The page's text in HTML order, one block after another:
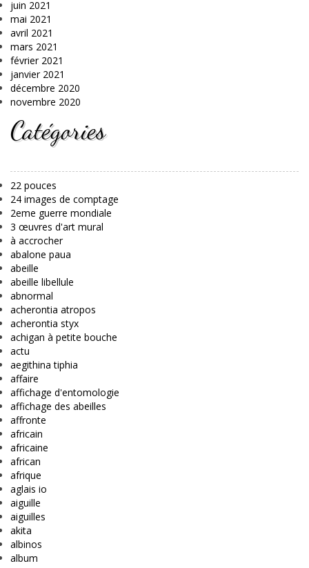
juin 2021
mai 2021
avril 2021
mars 2021
février 2021
janvier 2021
décembre 2020
novembre 2020
Catégories
22 pouces
24 images de comptage
2eme guerre mondiale
3 œuvres d'art mural
à accrocher
abalone paua
abeille
abeille libellule
abnormal
acherontia atropos
acherontia styx
achigan à petite bouche
actu
aegithina tiphia
affaire
affichage d'entomologie
affichage des abeilles
affronte
africain
africaine
african
afrique
aglais io
aiguille
aiguilles
akita
albinos
album